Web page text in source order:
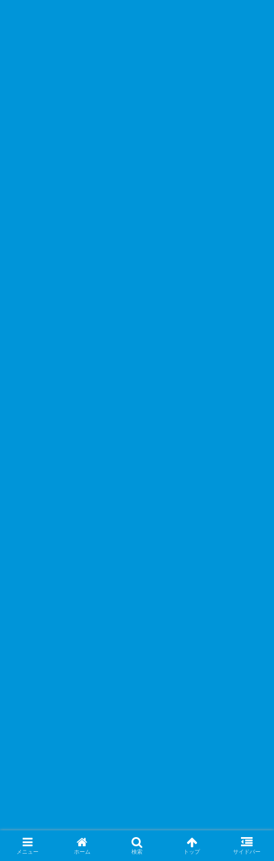
メニュー ホーム 検索 トップ サイドバー